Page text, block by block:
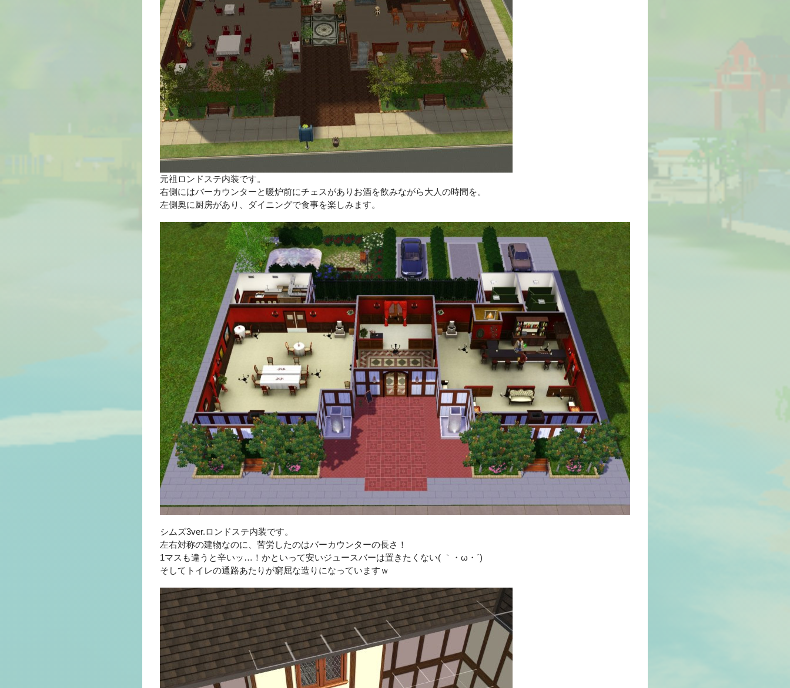
元祖ロンドステ内装です。
右側にはバーカウンターと暖炉前にチェスがありお酒を飲みながら大人の時間を。
左側奥に厨房があり、ダイニングで食事を楽しみます。
シムズ3ver.ロンドステ内装です。
左右対称の建物なのに、苦労したのはバーカウンターの長さ！
1マスも違うと辛いッ…！かといって安いジュースバーは置きたくない( ｀・ω・´)
そしてトイレの通路あたりが窮屈な造りになっていますｗ